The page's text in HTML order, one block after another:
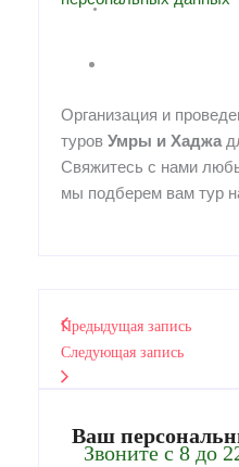
Организация и
туров Умры и Хаджа
Свяжитесь с нами
мы подберем вам тур
Предыдущая запись
Следующая запись
Ваш
Звоните с 8 до